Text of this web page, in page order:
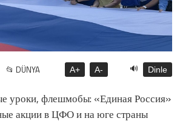
📂 DÜNYA A+ A- 🔊 Dinle
уроки, флешмобы: «Единая Россия»
акции в ЦФО и на юге страны